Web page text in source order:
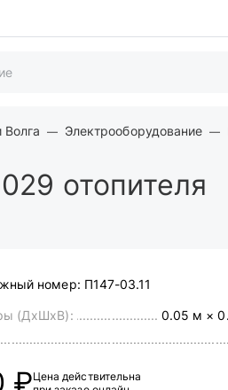
Волга Электрооборудование
отопителя
номер: П147-03.11
(ДхШхВ):
0.05 м ×
₽Цена действительна